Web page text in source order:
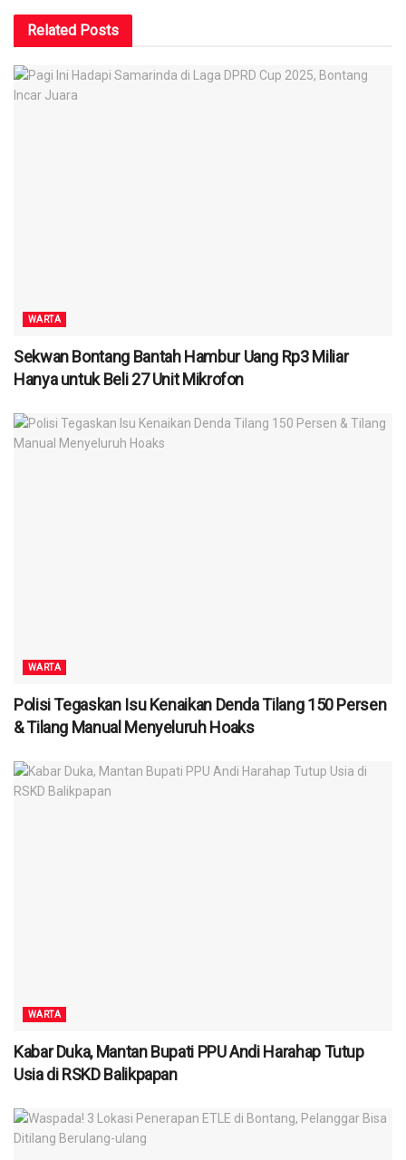
Related Posts
WARTA
Sekwan Bontang Bantah Hambur Uang Rp3 Miliar
Hanya untuk Beli 27 Unit Mikrofon
WARTA
Polisi Tegaskan Isu Kenaikan Denda Tilang 150 Persen
& Tilang Manual Menyeluruh Hoaks
WARTA
Kabar Duka, Mantan Bupati PPU Andi Harahap Tutup
Usia di RSKD Balikpapan